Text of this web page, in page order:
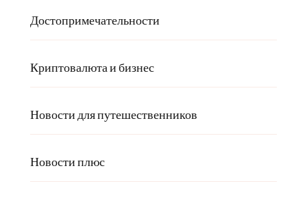
Достопримечательности
Криптовалюта и бизнес
Новости для путешественников
Новости плюс